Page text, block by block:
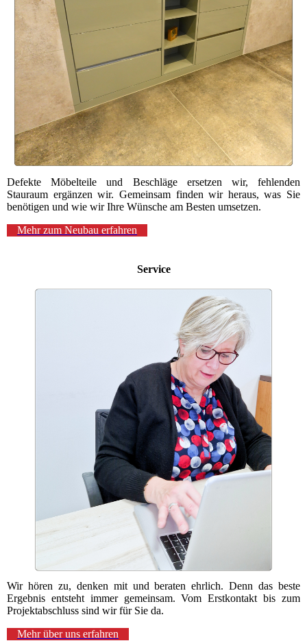
Defekte Möbelteile und Beschläge ersetzen wir, fehlenden
Stauraum ergänzen wir. Gemeinsam finden wir heraus, was Sie
benötigen und wie wir Ihre Wünsche am Besten umsetzen.
Mehr zum Neubau erfahren
Service
Wir hören zu, denken mit und beraten ehrlich. Denn das beste
Ergebnis entsteht immer gemeinsam. Vom Erstkontakt bis zum
Projektabschluss sind wir für Sie da.
Mehr über uns erfahren